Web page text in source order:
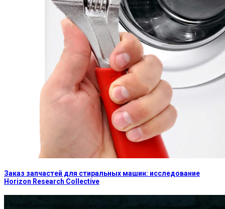
Заказ запчастей для стиральных машин: исследование
Horizon Research Collective